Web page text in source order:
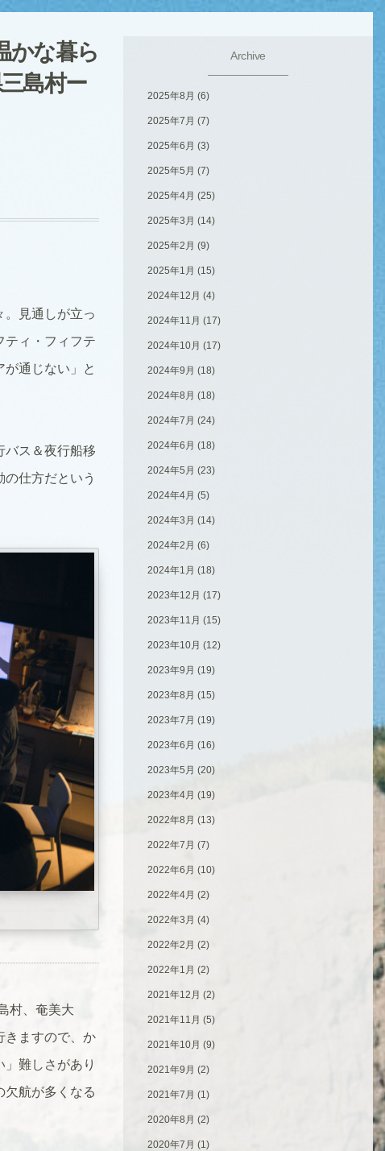
かな暮ら
島村ー
。見通しが立っ
ティ・フィフテ
通じない」と
バス＆夜行船移
仕方だという
村、奄美大
きますので、か
難しさがあり
欠航が多くなる
Archive
2025年8月 (6)
2025年7月 (7)
2025年6月 (3)
2025年5月 (7)
2025年4月 (25)
2025年3月 (14)
2025年2月 (9)
2025年1月 (15)
2024年12月 (4)
2024年11月 (17)
2024年10月 (17)
2024年9月 (18)
2024年8月 (18)
2024年7月 (24)
2024年6月 (18)
2024年5月 (23)
2024年4月 (5)
2024年3月 (14)
2024年2月 (6)
2024年1月 (18)
2023年12月 (17)
2023年11月 (15)
2023年10月 (12)
2023年9月 (19)
2023年8月 (15)
2023年7月 (19)
2023年6月 (16)
2023年5月 (20)
2023年4月 (19)
2022年8月 (13)
2022年7月 (7)
2022年6月 (10)
2022年4月 (2)
2022年3月 (4)
2022年2月 (2)
2022年1月 (2)
2021年12月 (2)
2021年11月 (5)
2021年10月 (9)
2021年9月 (2)
2021年7月 (1)
2020年8月 (2)
2020年7月 (1)